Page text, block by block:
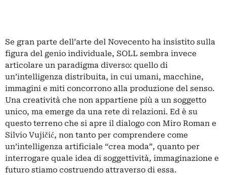
Se gran parte dell’arte del Novecento ha insistito sulla
figura del genio individuale, SOLL sembra invece
articolare un paradigma diverso: quello di
un’intelligenza distribuita, in cui umani, macchine,
immagini e miti concorrono alla produzione del senso.
Una creatività che non appartiene più a un soggetto
unico, ma emerge da una rete di relazioni. Ed è su
questo terreno che si apre il dialogo con Miro Roman e
Silvio Vujičić, non tanto per comprendere come
un’intelligenza artificiale “crea moda”, quanto per
interrogare quale idea di soggettività, immaginazione e
futuro stiamo costruendo attraverso di essa.